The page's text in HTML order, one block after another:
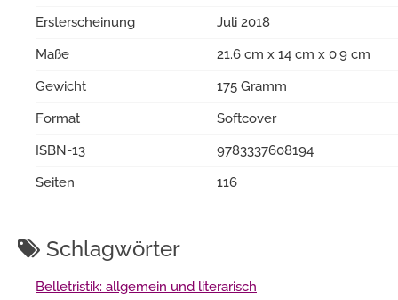
Ersterscheinung
Juli 2018
Maße
21.6 cm x 14 cm x 0.9 cm
Gewicht
175 Gramm
Format
Softcover
ISBN-13
9783337608194
Seiten
116
Schlagwörter
Belletristik: allgemein und literarisch